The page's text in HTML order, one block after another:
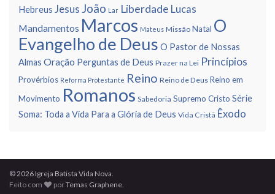
Hebreus Jesus João Lar Liberdade Lucas
Mandamentos Marcos Mateus Missão Natal O
Evangelho de Deus O Pastor de Nossas
Almas Oração Perguntas de Deus Prazer na Lei Princí­pios
Provérbios Reforma Protestante Reino Reino de Deus Reino em
Movimento Romanos Sabedoria Supremo Cristo Série
Soma: Toda a Vida Para a Glória de Deus Vida Cristã Êxodo
© 2026 Igreja Batista Vida Nova.
Feito com
porTemas Graphene